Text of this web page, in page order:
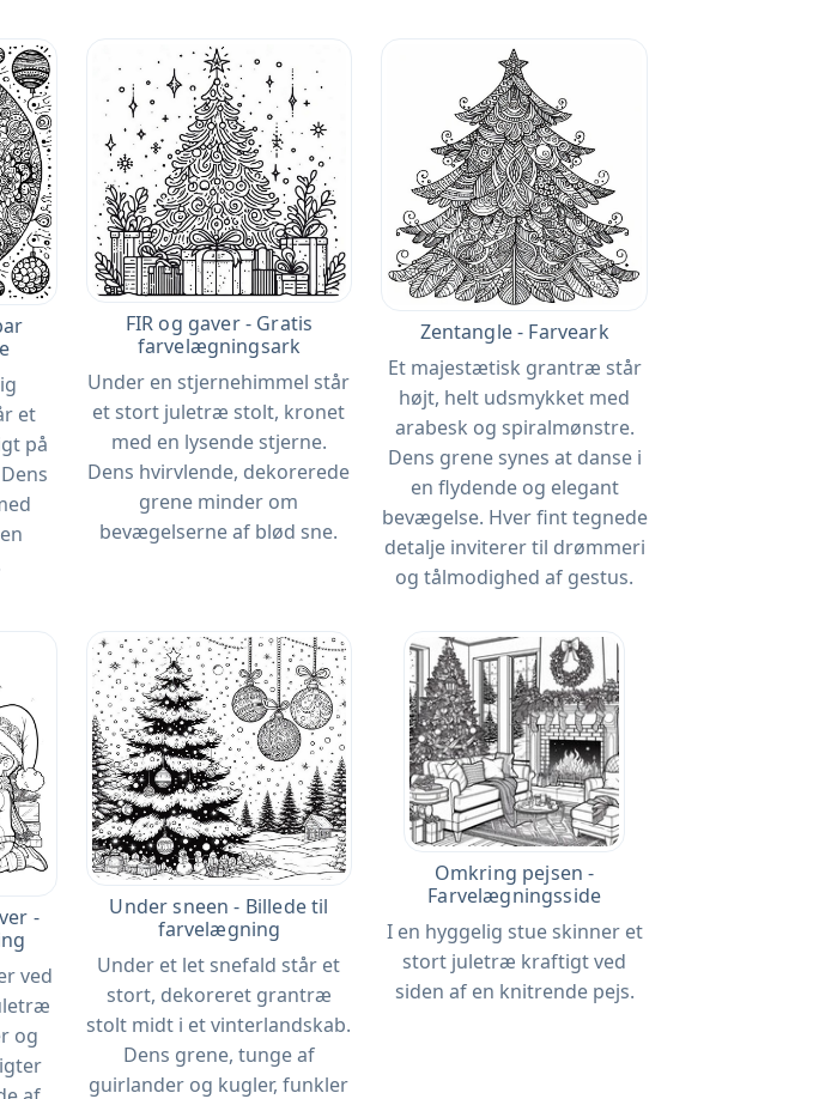
et
på
FIR og gaver - Gratis
farvelægningsark
Under en stjernehimmel står
et stort juletræ stolt, kronet
med en lysende stjerne.
Dens hvirvlende, dekorerede
grene minder om
bevægelserne af blød sne.
Zentangle - Farveark
Et majestætisk grantræ står
højt, helt udsmykket med
arabesk og spiralmønstre.
Dens grene synes at danse i
en flydende og elegant
bevægelse. Hver fint tegnede
detalje inviterer til drømmeri
og tålmodighed af gestus.
-
ved
og
Under sneen - Billede til
farvelægning
Under et let snefald står et
stort, dekoreret grantræ
stolt midt i et vinterlandskab.
Dens grene, tunge af
guirlander og kugler, funkler
Omkring pejsen -
Farvelægningsside
I en hyggelig stue skinner et
stort juletræ kraftigt ved
siden af ​​en knitrende pejs.